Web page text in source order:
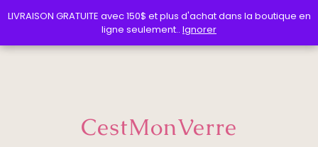
CestMonVerre
LIVRAISON GRATUITE avec 150$ et plus d'achat dans la boutique en
ligne seulement.. Ignorer
LIVRAISON GRATUITE avec 150$ et plus d'achat dans la boutique en
ligne seulement.. Ignorer